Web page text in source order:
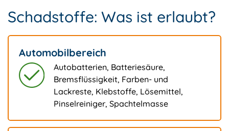
Schadstoffe: Was ist erlaubt?
Automobilbereich
Autobatterien, Batteriesäure,
Bremsflüssigkeit, Farben- und
Lackreste, Klebstoffe, Lösemittel,
Pinselreiniger, Spachtelmasse